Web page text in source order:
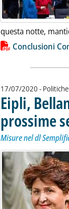
questa notte,
Lista allegati
Conclusioni
17/07/2020 - Politiche
Eipli,
prossime
Misure nel dl